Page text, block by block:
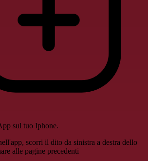
sul tuo Iphone.
scorri il dito da sinistra a destra dello
alle pagine precedenti